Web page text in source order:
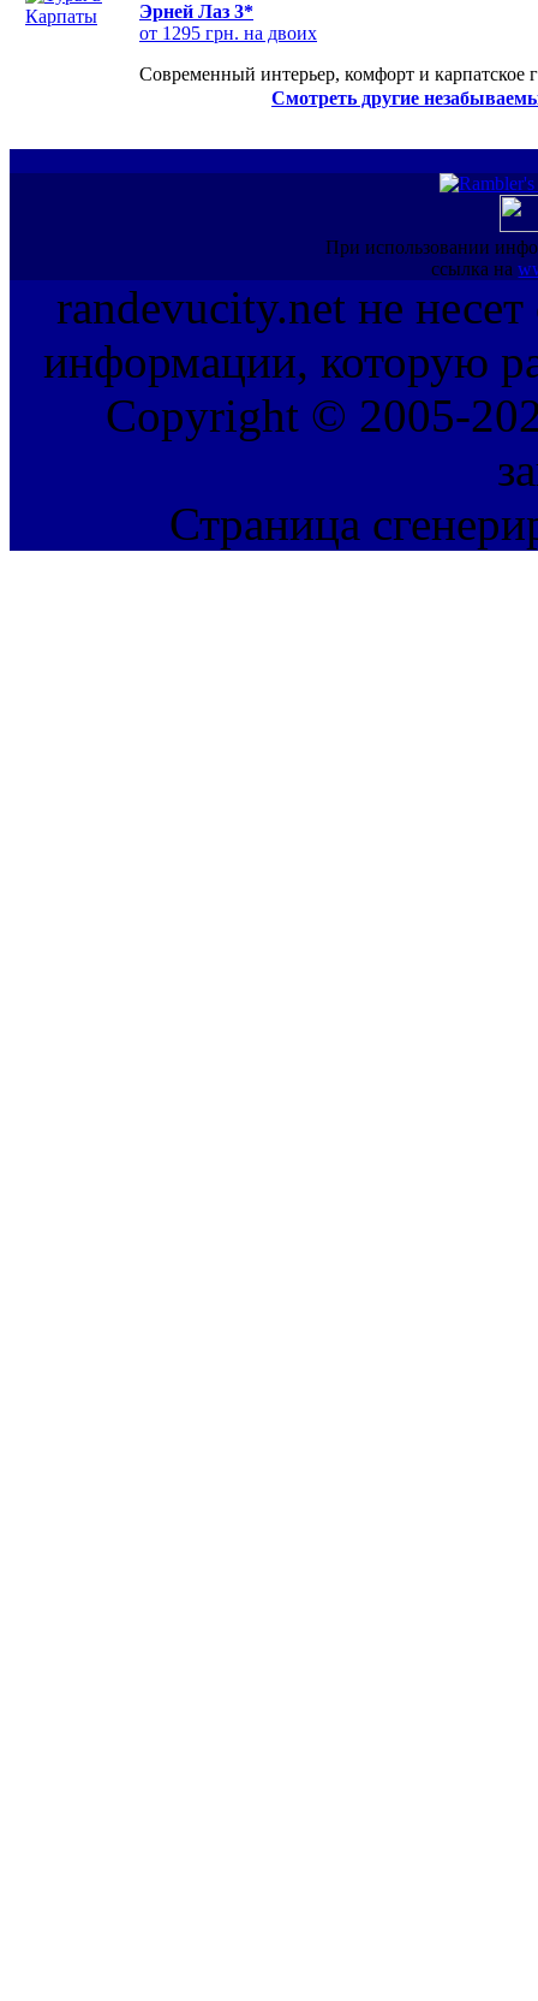
Эрней Лаз 3*
от 1295 грн. на двоих
Современный интерьер, комфорт и карпатское
Смотреть другие
При использовании
ссылка на
randevucity.net не несет
информации, которую
Copyright © 2005-
Страница